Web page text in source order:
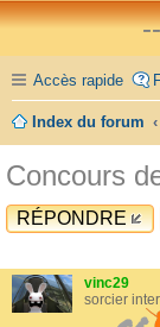
Accès rapide
Index du forum
Concours
RÉPONDRE
vinc29
sorcier